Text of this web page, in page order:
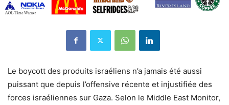
Le boycott des produits israéliens n’a jamais été aussi
puissant que depuis l’offensive récente et injustifiée des
forces israéliennes sur Gaza. Selon le Middle East Monitor,